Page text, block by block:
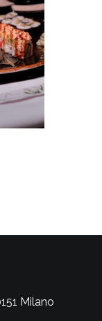
Milano